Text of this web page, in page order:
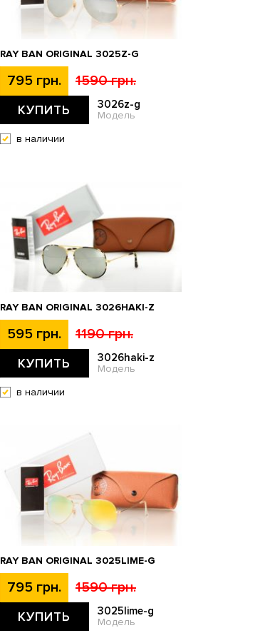
RAY BAN ORIGINAL 3025Z-G
795 грн. 1590 грн.
КУПИТЬ 3026z-g
Модель
в наличии
RAY BAN ORIGINAL 3026HAKI-Z
595 грн. 1190 грн.
КУПИТЬ 3026haki-z
Модель
в наличии
RAY BAN ORIGINAL 3025LIME-G
795 грн. 1590 грн.
КУПИТЬ 3025lime-g
Модель